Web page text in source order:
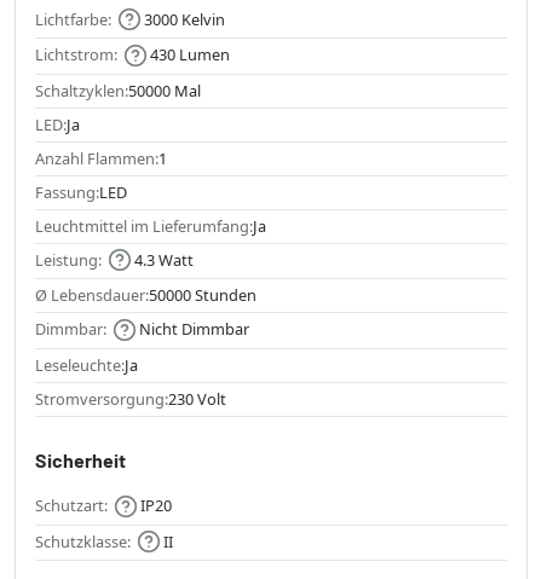
Lichtfarbe:
3000 Kelvin
Lichtstrom:
430 Lumen
Schaltzyklen:50000 Mal
LED:Ja
Anzahl Flammen:1
Fassung:LED
Leuchtmittel im Lieferumfang:Ja
Leistung:
4.3 Watt
Ø Lebensdauer:50000 Stunden
Dimmbar:
Nicht Dimmbar
Leseleuchte:Ja
Stromversorgung:230 Volt
Sicherheit
Schutzart:
IP20
Schutzklasse:
II